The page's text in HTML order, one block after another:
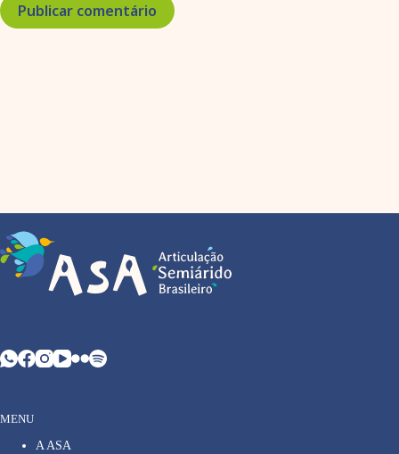
Publicar comentário
MENU
A ASA